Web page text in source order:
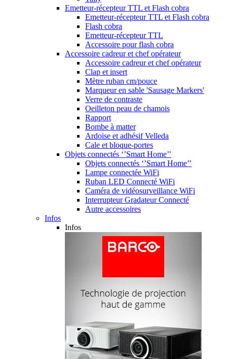
Emetteur-récepteur TTL et Flash cobra
Emetteur-récepteur TTL et Flash cobra
Flash cobra
Emetteur-récepteur TTL
Accessoire pour flash cobra
Accessoire cadreur et chef opérateur
Accessoire cadreur et chef opérateur
Clap et insert
Mètre ruban cm/pouce
Marqueur en sable 'Sausage Markers'
Verre de contraste
Oeilleton peau de chamois
Rapport
Bombe à matter
Ardoise et adhésif Velleda
Cale et bloque-portes
Objets connectés ‘’Smart Home’’
Objets connectés ‘’Smart Home’’
Lampe connectée WiFi
Ruban LED Connecté WiFi
Caméra de vidéosurveillance WiFi
Interrupteur Gradateur Connecté
Autre accessoires
Infos
Infos